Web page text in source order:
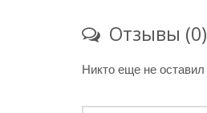
Отзывы (0)
Никто еще не